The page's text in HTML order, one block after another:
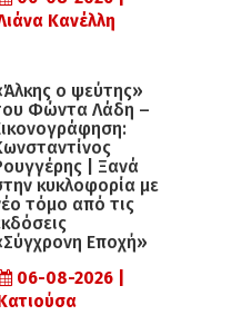
Κανέλλη
ο ψεύτης»
Φώντα Λάδη –
| Ξανά
κυκλοφορία με
τόμο από τις
Εποχή»
06-08-2026 |
Κατιούσα